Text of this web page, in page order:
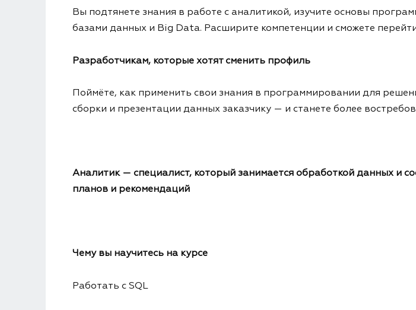
Вы подтянете знания в работе с аналитикой, изучите основы
базами данных и Big Data. Расширите компетенции и сможете
Разработчикам, которые хотят сменить профиль
Поймёте, как применить свои знания в программировании для
сборки и презентации данных заказчику — и станете более
Аналитик — специалист, который занимается обработкой данных и
планов и рекомендаций
Чему вы научитесь на курсе
Работать с SQL